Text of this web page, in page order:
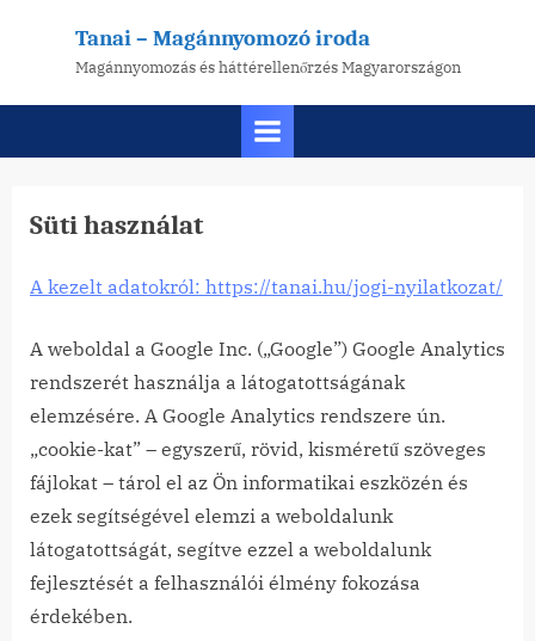
Tanai – Magánnyomozó iroda
Magánnyomozás és háttérellenőrzés Magyarországon
Süti használat
A kezelt adatokról: https://tanai.hu/jogi-nyilatkozat/
A weboldal a Google Inc. („Google”) Google Analytics
rendszerét használja a látogatottságának
elemzésére. A Google Analytics rendszere ún.
„cookie-kat” – egyszerű, rövid, kisméretű szöveges
fájlokat – tárol el az Ön informatikai eszközén és
ezek segítségével elemzi a weboldalunk
látogatottságát, segítve ezzel a weboldalunk
fejlesztését a felhasználói élmény fokozása
érdekében.